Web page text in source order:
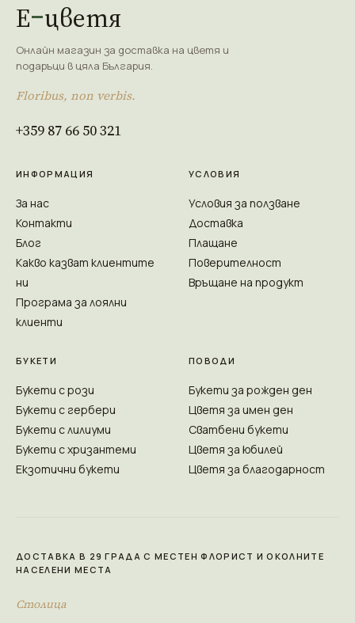
Е цветя
Онлайн магазин за доставка на цветя и
подаръци в цяла България.
Floribus, non verbis.
+359 87 66 50 321
ИНФОРМАЦИЯ
За нас
Контакти
Блог
Какво казват клиентите
ни
Програма за лоялни
клиенти
УСЛОВИЯ
Условия за ползване
Доставка
Плащане
Поверителност
Връщане на продукт
БУКЕТИ
Букети с рози
Букети с гербери
Букети с лилиуми
Букети с хризантеми
Екзотични букети
ПОВОДИ
Букети за рожден ден
Цветя за имен ден
Сватбени букети
Цветя за юбилей
Цветя за благодарност
ДОСТАВКА В 29 ГРАДА С МЕСТЕН ФЛОРИСТ И ОКОЛНИТЕ
НАСЕЛЕНИ МЕСТА
Столица